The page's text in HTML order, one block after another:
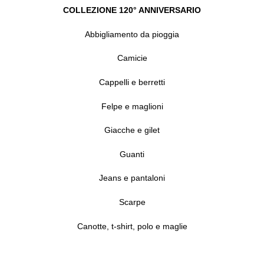
COLLEZIONE 120° ANNIVERSARIO
Abbigliamento da pioggia
Camicie
Cappelli e berretti
Felpe e maglioni
Giacche e gilet
Guanti
Jeans e pantaloni
Scarpe
Canotte, t-shirt, polo e maglie